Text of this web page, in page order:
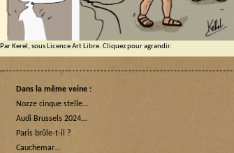
Par Kerel, sous Licence Art Libre. Cliquez pour agrandir.
Dans la même veine :
Nozze cinque stelle…
Audi Brussels 2024…
Paris brûle-t-il ?
Cauchemar…